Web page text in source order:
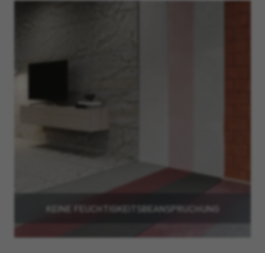
KEINE FEUCHTIGKEITSBEANSPRUCHUNG